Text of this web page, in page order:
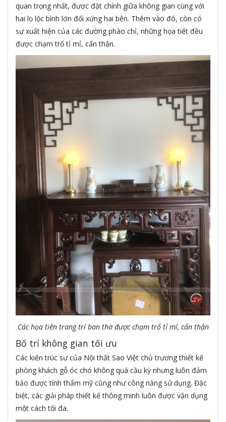
quan trọng nhất, được đặt chính giữa không gian cùng với
hai lọ lộc bình lớn đối xứng hai bên. Thêm vào đó, còn có
sự xuất hiện của các đường phào chỉ, những họa tiết đều
được chạm trổ tỉ mỉ, cẩn thận.
Các họa tiên trang trí ban thờ được chạm trổ tỉ mỉ, cẩn thận
Bố trí không gian tối ưu
Các kiến trúc sư của Nội thất Sao Việt chủ trương thiết kế
phòng khách gỗ óc chó không quá cầu kỳ nhưng luôn đảm
bảo được tính thẩm mỹ cũng như công năng sử dụng. Đặc
biệt, các giải pháp thiết kế thông minh luôn được vận dụng
một cách tối đa.